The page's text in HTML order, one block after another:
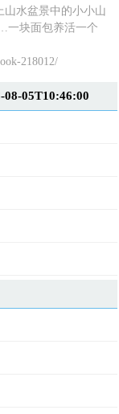
山水盆景中的小小山
一块面包养活一个
218012/
08-05T10:46:00